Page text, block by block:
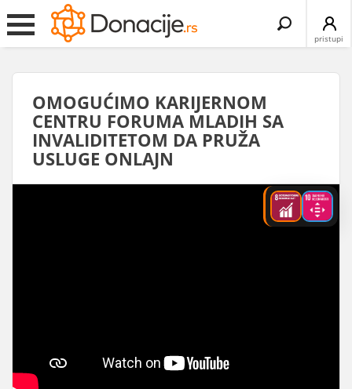
pristupi
Search
OMOGUĆIMO KARIJERNOM
CENTRU FORUMA MLADIH SA
INVALIDITETOM DA PRUŽA
USLUGE ONLAJN